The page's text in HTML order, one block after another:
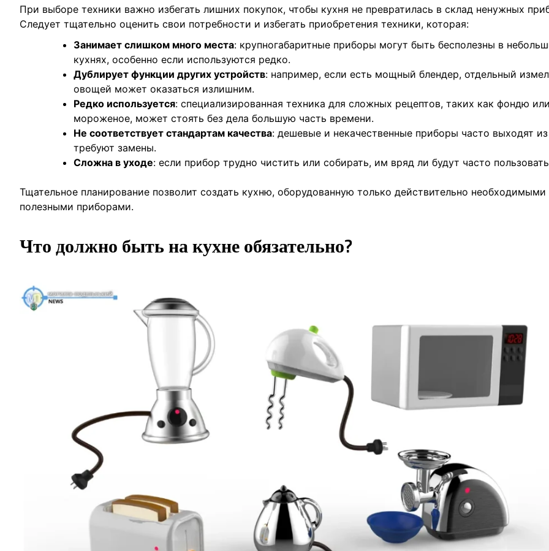
При выборе техники важно избегать лишних покупок, чтобы кухня не превратилась в склад ненужных
Следует тщательно оценить свои потребности и избегать приобретения техники, которая:
Занимает слишком много места: крупногабаритные приборы могут быть бесполезны в
кухнях, особенно если используются редко.
Дублирует функции других устройств: например, если есть мощный блендер, отдельный
овощей может оказаться излишним.
Редко используется: специализированная техника для сложных рецептов, таких как фондю или
мороженое, может стоять без дела большую часть времени.
Не соответствует стандартам качества: дешевые и некачественные приборы часто выходят
требуют замены.
Сложна в уходе: если прибор трудно чистить или собирать, им вряд ли будут часто
Тщательное планирование позволит создать кухню, оборудованную только действительно необходимыми
полезными приборами.
Что должно быть на кухне обязательно?